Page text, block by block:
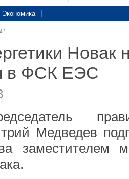
Экономика
/
Новак
в ФСК ЕЭС
Медведев
заместителем